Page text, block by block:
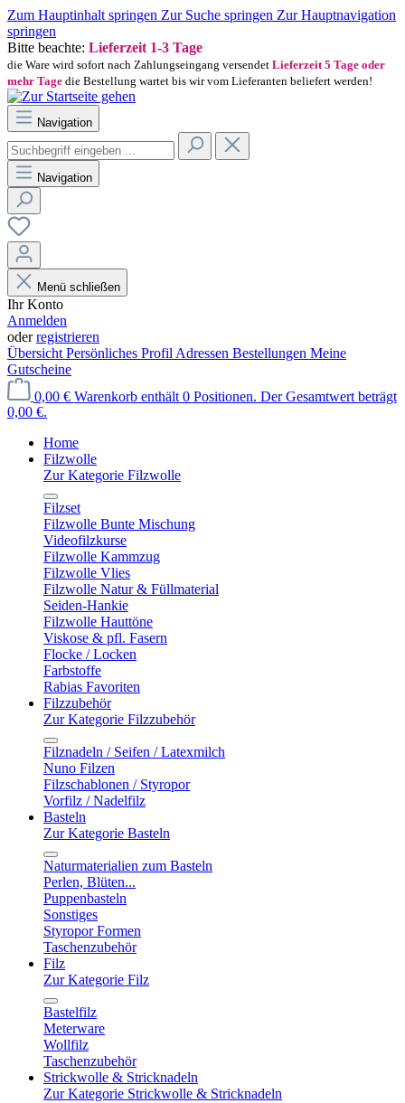
Zum Hauptinhalt springen Zur Suche springen Zur Hauptnavigation
springen
Bitte beachte: Lieferzeit 1-3 Tage
die Ware wird sofort nach Zahlungseingang versendet Lieferzeit 5 Tage oder
mehr Tage die Bestellung wartet bis wir vom Lieferanten beliefert werden!
Navigation
Navigation
Menü schließen
Ihr Konto
Anmelden
oderregistrieren
Übersicht Persönliches Profil Adressen Bestellungen Meine
Gutscheine
0,00 € Warenkorb enthält 0 Positionen. Der Gesamtwert beträgt
0,00 €.
Home
Filzwolle
Zur Kategorie Filzwolle
Filzset
Filzwolle Bunte Mischung
Videofilzkurse
Filzwolle Kammzug
Filzwolle Vlies
Filzwolle Natur & Füllmaterial
Seiden-Hankie
Filzwolle Hauttöne
Viskose & pfl. Fasern
Flocke / Locken
Farbstoffe
Rabias Favoriten
Filzzubehör
Zur Kategorie Filzzubehör
Filznadeln / Seifen / Latexmilch
Nuno Filzen
Filzschablonen / Styropor
Vorfilz / Nadelfilz
Basteln
Zur Kategorie Basteln
Naturmaterialien zum Basteln
Perlen, Blüten...
Puppenbasteln
Sonstiges
Styropor Formen
Taschenzubehör
Filz
Zur Kategorie Filz
Bastelfilz
Meterware
Wollfilz
Taschenzubehör
Strickwolle & Stricknadeln
Zur Kategorie Strickwolle & Stricknadeln